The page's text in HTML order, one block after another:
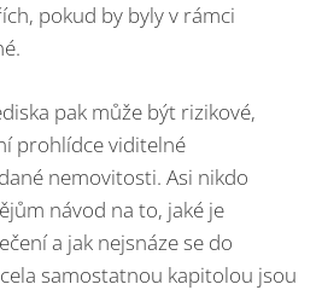
pokud by byly v rámci
pak může být rizikové,
prohlídce viditelné
nemovitosti. Asi nikdo
návod na to, jaké je
a jak nejsnáze se do
samostatnou kapitolou jsou